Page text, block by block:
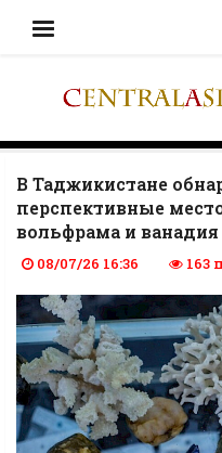
В Таджикистане
перспективные
вольфрама и ванадия
08/07/26 16:36 163